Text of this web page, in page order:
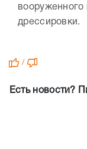
дрессировки.
/
Есть новости?